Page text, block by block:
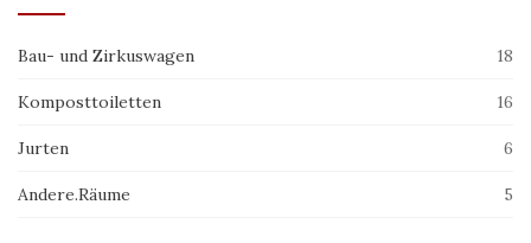
Bau- und Zirkuswagen 18
Komposttoiletten 16
Jurten 6
Andere.Räume 5